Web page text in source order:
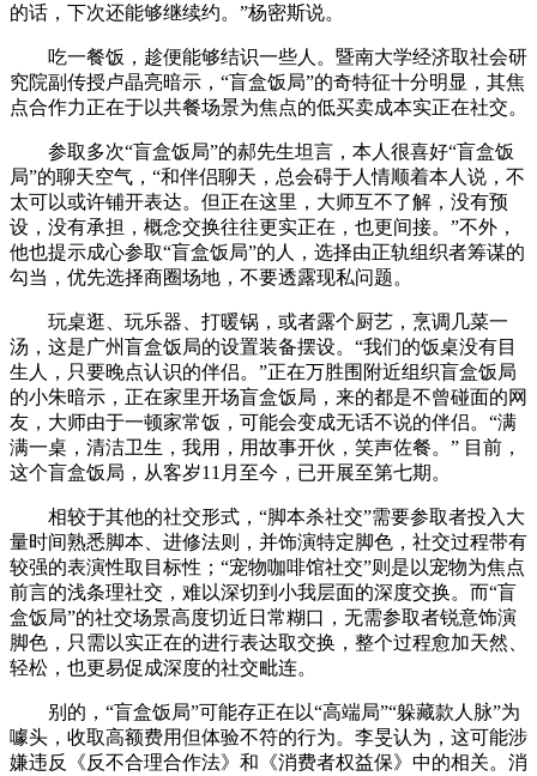
的话，下次还能够继续约。”杨密斯说。
吃一餐饭，趁便能够结识一些人。暨南大学经济取社会研
究院副传授卢晶亮暗示，“盲盒饭局”的奇特征十分明显，其焦
点合作力正在于以共餐场景为焦点的低买卖成本实正在社交。
参取多次“盲盒饭局”的郝先生坦言，本人很喜好“盲盒饭
局”的聊天空气，“和伴侣聊天，总会碍于人情顺着本人说，不
太可以或许铺开表达。但正在这里，大师互不了解，没有预
设，没有承担，概念交换往往更实正在，也更间接。”不外，
他也提示成心参取“盲盒饭局”的人，选择由正轨组织者筹谋的
勾当，优先选择商圈场地，不要透露现私问题。
玩桌逛、玩乐器、打暖锅，或者露个厨艺，烹调几菜一
汤，这是广州盲盒饭局的设置装备摆设。“我们的饭桌没有目
生人，只要晚点认识的伴侣。”正在万胜围附近组织盲盒饭局
的小朱暗示，正在家里开场盲盒饭局，来的都是不曾碰面的网
友，大师由于一顿家常饭，可能会变成无话不说的伴侣。“满
满一桌，清洁卫生，我用，用故事开伙，笑声佐餐。” 目前，
这个盲盒饭局，从客岁11月至今，已开展至第七期。
相较于其他的社交形式，“脚本杀社交”需要参取者投入大
量时间熟悉脚本、进修法则，并饰演特定脚色，社交过程带有
较强的表演性取目标性；“宠物咖啡馆社交”则是以宠物为焦点
前言的浅条理社交，难以深切到小我层面的深度交换。而“盲
盒饭局”的社交场景高度切近日常糊口，无需参取者锐意饰演
脚色，只需以实正在的进行表达取交换，整个过程愈加天然、
轻松，也更易促成深度的社交毗连。
别的，“盲盒饭局”可能存正在以“高端局”“躲藏款人脉”为
噱头，收取高额费用但体验不符的行为。李旻认为，这可能涉
嫌违反《反不合理合作法》和《消费者权益保》中的相关。消